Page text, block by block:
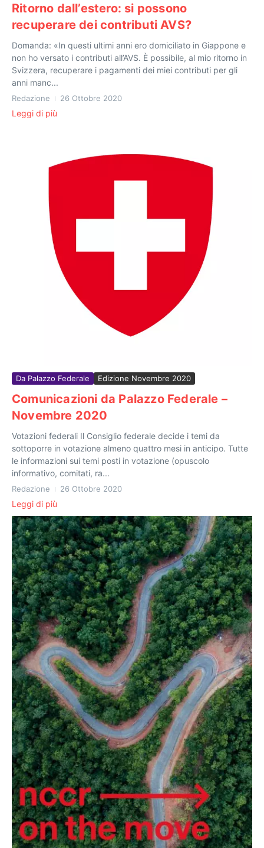
Ritorno dall’estero: si possono
recuperare dei contributi AVS?
Domanda: «In questi ultimi anni ero domiciliato in Giappone e
non ho versato i contributi all’AVS. È possibile, al mio ritorno in
Svizzera, recuperare i pagamenti dei miei contributi per gli
anni manc...
Redazione 26 Ottobre 2020
Leggi di più
Da Palazzo Federale Edizione Novembre 2020
Comunicazioni da Palazzo Federale –
Novembre 2020
Votazioni federali Il Consiglio federale decide i temi da
sottoporre in votazione almeno quattro mesi in anticipo. Tutte
le informazioni sui temi posti in votazione (opuscolo
informativo, comitati, ra...
Redazione 26 Ottobre 2020
Leggi di più